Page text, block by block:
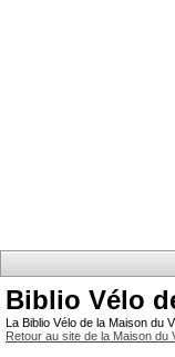
Biblio Vélo
La Biblio Vélo de la Maison du
Retour au site de la Maison du